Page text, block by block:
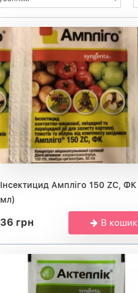
Інсектицид Ампліго 150 ZC,
мл)
36 грн В кошик